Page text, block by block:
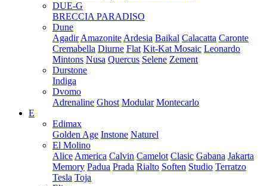
DUE-G
BRECCIA PARADISO
Dune
Agadir Amazonite Ardesia Baikal Calacatta Caronte
Cremabella Diurne Flat Kit-Kat Mosaic Leonardo
Mintons Nusa Quercus Selene Zement
Durstone
Indiga
Dvomo
Adrenaline Ghost Modular Montecarlo
E
Edimax
Golden Age Instone Naturel
El Molino
Alice America Calvin Camelot Clasic Gabana Jakarta
Memory Padua Prada Rialto Soften Studio Terratzo
Tesla Toja